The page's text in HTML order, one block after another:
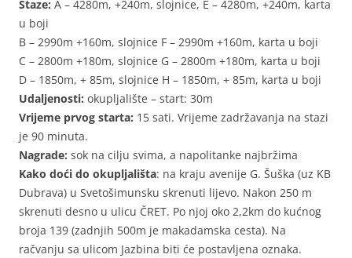
Staze: A – 4280m, +240m, slojnice, E – 4280m, +240m, karta
u boji
B – 2990m +160m, slojnice F – 2990m +160m, karta u boji
C – 2800m +180m, slojnice G – 2800m +180m, karta u boji
D – 1850m, + 85m, slojnice H – 1850m, + 85m, karta u boji
Udaljenosti: okupljalište – start: 30m
Vrijeme prvog starta: 15 sati. Vrijeme zadržavanja na stazi
je 90 minuta.
Nagrade: sok na cilju svima, a napolitanke najbržima
Kako doći do okupljališta: na kraju avenije G. Šuška (uz KB
Dubrava) u Svetošimunsku skrenuti lijevo. Nakon 250 m
skrenuti desno u ulicu ČRET. Po njoj oko 2,2km do kućnog
broja 139 (zadnjih 500m je makadamska cesta). Na
račvanju sa ulicom Jazbina biti će postavljena oznaka.